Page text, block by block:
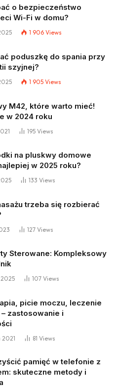
o bezpieczeństwo
Wi-Fi w domu?
1 906 Views
poduszkę do spania przy
szyjnej?
1 905 Views
M42, które warto mieć!
w 2024 roku
195 Views
na pluskwy domowe
w 2025 roku?
133 Views
trzeba się rozbierać
127 Views
Sterowane: Kompleksowy
107 Views
picie moczu, leczenie
zastosowanie i
81 Views
pamięć w telefonie z
skuteczne metody i